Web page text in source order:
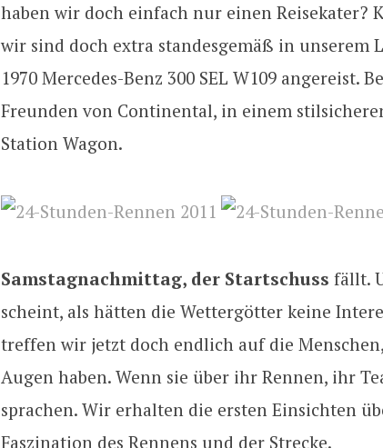
haben wir doch einfach nur einen Reisekater?
wir sind doch extra standesgemäß in unserem
1970 Mercedes-Benz 300 SEL W109 angereist.
Freunden von Continental, in einem
Station Wagon.
Samstagnachmittag, der Startschuss fällt.
scheint, als hätten die Wettergötter keine
treffen wir jetzt doch endlich auf die
Augen haben. Wenn sie über ihr Rennen, ihr
sprachen. Wir erhalten die ersten Einsichten
Faszination des Rennens und der Strecke.